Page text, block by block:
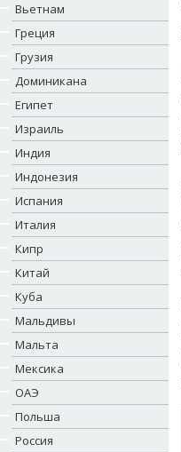
Вьетнам
Греция
Грузия
Доминикана
Египет
Израиль
Индия
Индонезия
Испания
Италия
Кипр
Китай
Куба
Мальдивы
Мальта
Мексика
ОАЭ
Польша
Россия